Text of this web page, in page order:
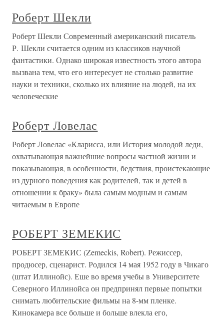
Роберт Шекли
Роберт Шекли Современный американский писатель
Р. Шекли считается одним из классиков научной
фантастики. Однако широкая известность этого автора
вызвана тем, что его интересует не столько развитие
науки и техники, сколько их влияние на людей, на их
человеческие
Роберт Ловелас
Роберт Ловелас «Кларисса, или История молодой леди,
охватывающая важнейшие вопросы частной жизни и
показывающая, в особенности, бедствия, проистекающие
из дурного поведения как родителей, так и детей в
отношении к браку» была самым модным и самым
читаемым в Европе
РОБЕРТ ЗЕМЕКИС
РОБЕРТ ЗЕМЕКИС (Zemeckis, Robert). Режиссер,
продюсер, сценарист. Родился 14 мая 1952 году в Чикаго
(штат Иллинойс). Еше во время учебы в Университете
Северного Иллинойса он предпринял первые попытки
снимать любительские фильмы на 8-мм пленке.
Кинокамера все больше и больше влекла его,